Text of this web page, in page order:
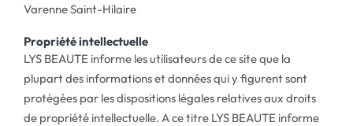
Varenne Saint-Hilaire
Propriété intellectuelle
LYS BEAUTE informe les utilisateurs de ce site que la
plupart des informations et données qui y figurent sont
protégées par les dispositions légales relatives aux droits
de propriété intellectuelle. A ce titre LYS BEAUTE informe